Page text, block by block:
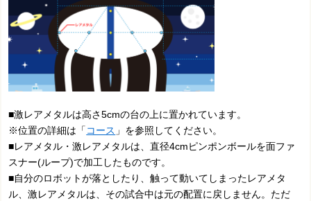
■激レアメタルは高さ5cmの台の上に置かれています。
※位置の詳細は「 コース 」を参照してください。
■レアメタル・激レアメタルは、直径4cmピンポンボールを面ファ
スナー(ループ)で加工したものです。
■自分のロボットが落としたり、触って動いてしまったレアメタ
ル、激レアメタルは、その試合中は元の配置に戻しません。ただ